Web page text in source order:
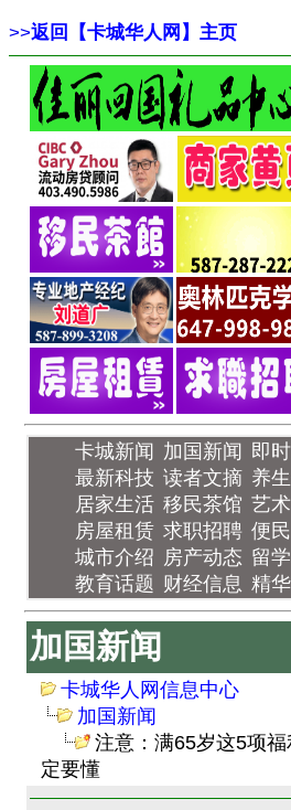
>>返回【卡城华人网】主页
卡城新闻 加国新闻 即
最新科技 读者文摘 养
居家生活 移民茶馆 艺
房屋租赁 求职招聘 便
城市介绍 房产动态 留
教育话题 财经信息 精
加国新闻
卡城华人网信息中心
加国新闻
注意：满65岁这5项
定要懂